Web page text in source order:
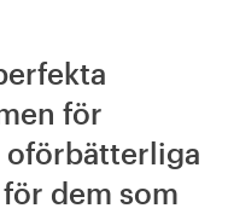
för
dem som